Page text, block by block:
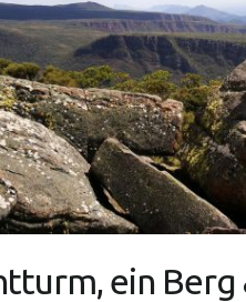
ein